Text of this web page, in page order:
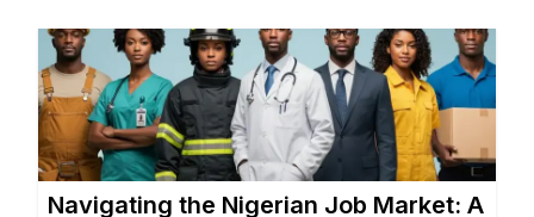
Navigating the Nigerian Job Market: A